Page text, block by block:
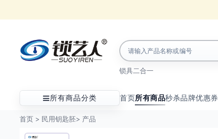
锁具二合一
所有商品分类 首页所有商品秒杀品牌优惠券
首页 > 民用钥匙胚> 产品